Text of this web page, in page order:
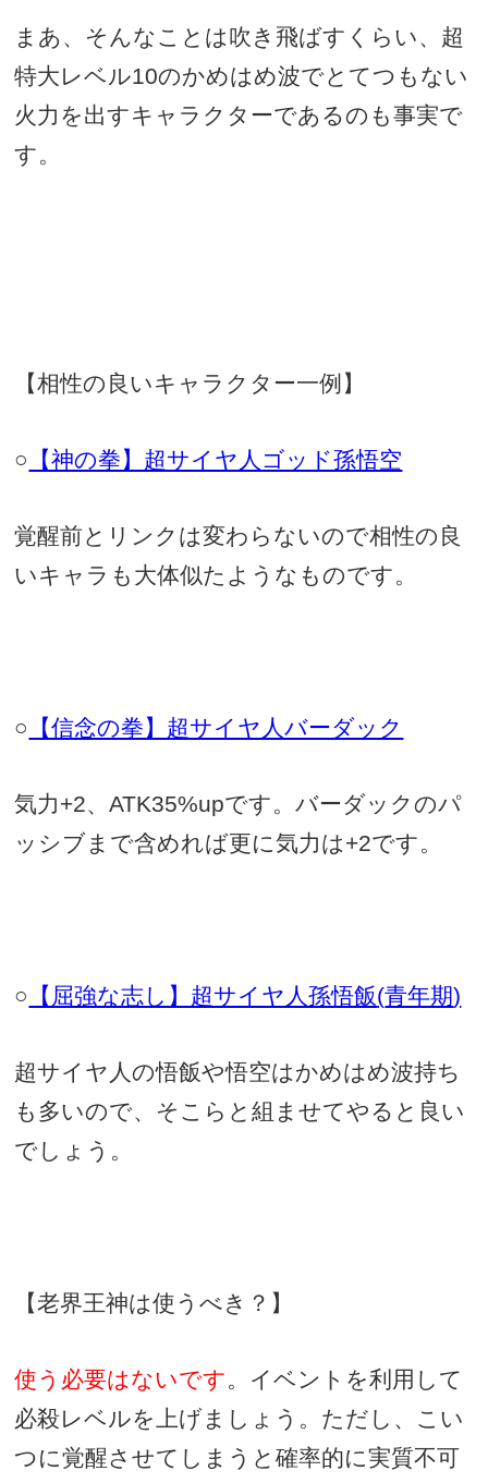
まあ、そんなことは吹き飛ばすくらい、超
特大レベル10のかめはめ波でとてつもない
火力を出すキャラクターであるのも事実で
す。
【相性の良いキャラクター一例】
○ 【神の拳】超サイヤ人ゴッド孫悟空
覚醒前とリンクは変わらないので相性の良
いキャラも大体似たようなものです。
○ 【信念の拳】超サイヤ人バーダック
気力+2、ATK35%upです。バーダックのパ
ッシブまで含めれば更に気力は+2です。
○ 【屈強な志し】超サイヤ人孫悟飯(青年期)
超サイヤ人の悟飯や悟空はかめはめ波持ち
も多いので、そこらと組ませてやると良い
でしょう。
【老界王神は使うべき？】
使う必要はないです。イベントを利用して
必殺レベルを上げましょう。ただし、こい
つに覚醒させてしまうと確率的に実質不可